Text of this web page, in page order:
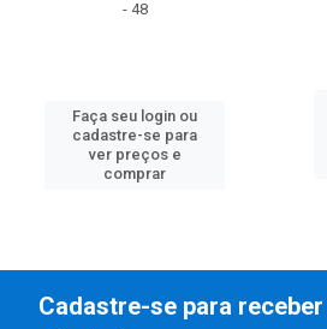
- 48
Faça seu login ou
cadastre-se para
ver preços e
comprar
Cadastre-se para